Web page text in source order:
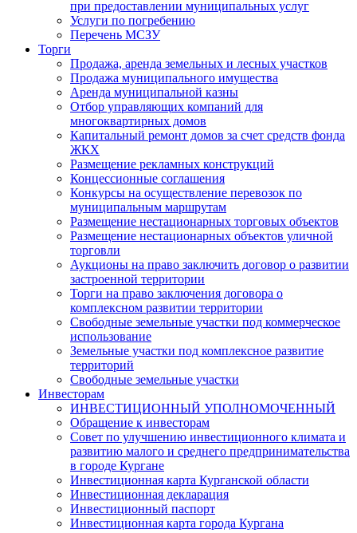
при предоставлении муниципальных услуг
Услуги по погребению
Перечень МСЗУ
Торги
Продажа, аренда земельных и лесных участков
Продажа муниципального имущества
Аренда муниципальной казны
Отбор управляющих компаний для
многоквартирных домов
Капитальный ремонт домов за счет средств фонда
ЖКХ
Размещение рекламных конструкций
Концессионные соглашения
Конкурсы на осуществление перевозок по
муниципальным маршрутам
Размещение нестационарных торговых объектов
Размещение нестационарных объектов уличной
торговли
Аукционы на право заключить договор о развитии
застроенной территории
Торги на право заключения договора о
комплексном развитии территории
Свободные земельные участки под коммерческое
использование
Земельные участки под комплексное развитие
территорий
Свободные земельные участки
Инвесторам
ИНВЕСТИЦИОННЫЙ УПОЛНОМОЧЕННЫЙ
Обращение к инвесторам
Совет по улучшению инвестиционного климата и
развитию малого и среднего предпринимательства
в городе Кургане
Инвестиционная карта Курганской области
Инвестиционная декларация
Инвестиционный паспорт
Инвестиционная карта города Кургана